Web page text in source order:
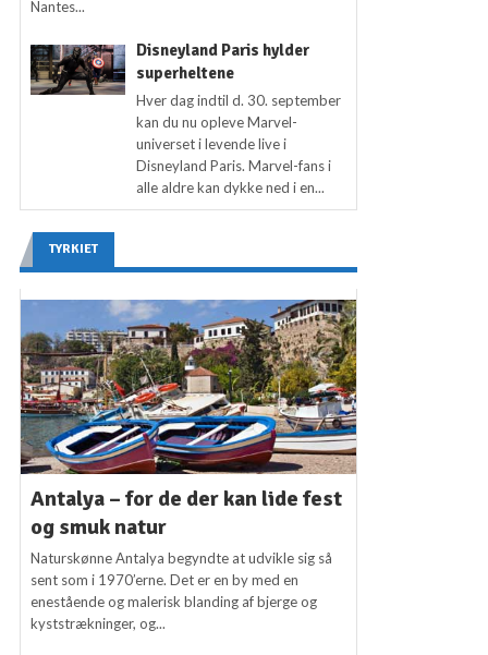
Nantes...
Disneyland Paris hylder
superheltene
Hver dag indtil d. 30. september
kan du nu opleve Marvel-
universet i levende live i
Disneyland Paris. Marvel-fans i
alle aldre kan dykke ned i en...
TYRKIET
Antalya – for de der kan lide fest
og smuk natur
Naturskønne Antalya begyndte at udvikle sig så
sent som i 1970’erne. Det er en by med en
enestående og malerisk blanding af bjerge og
kyststrækninger, og...